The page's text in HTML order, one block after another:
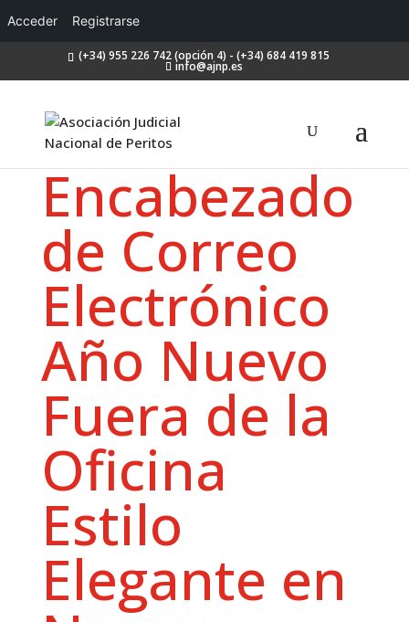
Acceder Registrarse
(+34) 955 226 742 (opción 4) - (+34) 684 419 815
info@ajnp.es
Encabezado
de Correo
Electrónico
Año Nuevo
Fuera de la
Oficina
Estilo
Elegante en